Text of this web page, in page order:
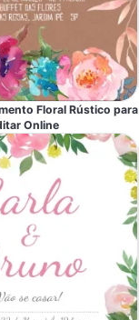
Floral Rústico para
Online